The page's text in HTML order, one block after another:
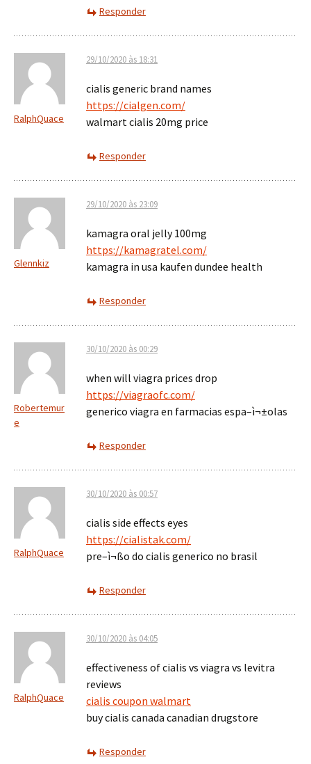
Responder
RalphQuace
29/10/2020 às 18:31
cialis generic brand names
https://cialgen.com/
walmart cialis 20mg price
Responder
Glennkiz
29/10/2020 às 23:09
kamagra oral jelly 100mg
https://kamagratel.com/
kamagra in usa kaufen dundee health
Responder
Robertemur
e
30/10/2020 às 00:29
when will viagra prices drop
https://viagraofc.com/
generico viagra en farmacias espa–ì¬±olas
Responder
RalphQuace
30/10/2020 às 00:57
cialis side effects eyes
https://cialistak.com/
pre–ì¬ßo do cialis generico no brasil
Responder
RalphQuace
30/10/2020 às 04:05
effectiveness of cialis vs viagra vs levitra
reviews
cialis coupon walmart
buy cialis canada canadian drugstore
Responder